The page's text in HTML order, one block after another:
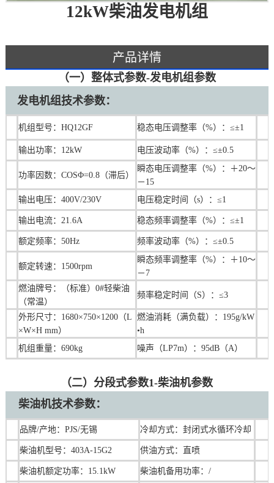
12kW柴油发电机组
产品详情
（一）整体式参数-发电机组参数
发电机组技术参数：
机组型号：HQ12GF 稳态电压调整率（%）：≤±1
输出功率：12kW 电压波动率（%）：≤±0.5
功率因数：COSΦ=0.8（滞后）
瞬态电压调整率（%）：＋20～
－15
输出电压：400V/230V
电压稳定时间（s）：≤1
输出电流：21.6A 稳态频率调整率（%）：≤±1
额定频率：50Hz 频率波动率（%）：≤±0.5
额定转速：1500rpm
瞬态频率调整率（%）：＋10～
－7
燃油牌号：（标准）0#轻柴油
（常温）
频率稳定时间（S）：≤3
外形尺寸：1680×750×1200（L
×W×H mm）
燃油消耗（满负载）：195g/kW
•h
机组重量：690kg
噪声（LP7m）：95dB（A）
（二）分段式参数1-柴油机参数
柴油机技术参数：
品牌/产地：PJS/无锡 冷却方式：封闭式水循环冷却
柴油机型号：403A-15G2 供油方式：直喷
柴油机额定功率：15.1kW 柴油机备用功率：/